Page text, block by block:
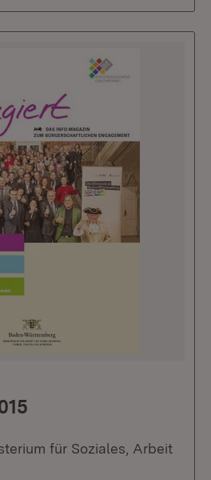
für Soziales, Arbeit